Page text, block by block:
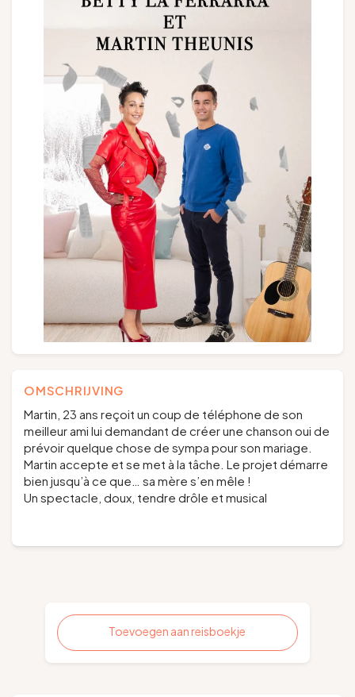
Volg ons
EN NL DE
OMSCHRIJVING
Martin, 23 ans reçoit un coup de téléphone de son
meilleur ami lui demandant de créer une chanson oui de
prévoir quelque chose de sympa pour son mariage.
Martin accepte et se met à la tâche. Le projet démarre
bien jusqu’à ce que… sa mère s’en mêle !
Un spectacle, doux, tendre drôle et musical
Toevoegen aan reisboekje